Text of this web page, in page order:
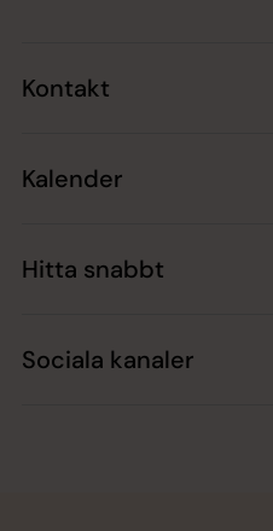
Kontakt
Kalender
Hitta snabbt
Sociala kanaler